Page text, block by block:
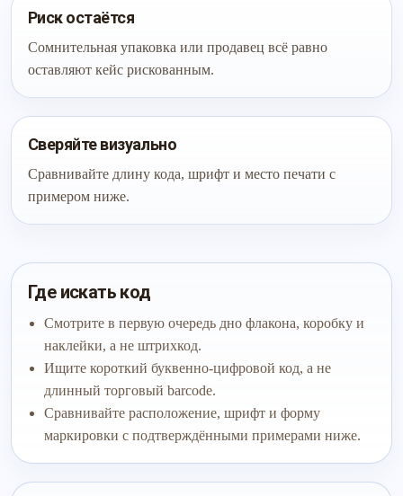
Риск остаётся
Сомнительная упаковка или продавец всё равно
оставляют кейс рискованным.
Сверяйте визуально
Сравнивайте длину кода, шрифт и место печати с
примером ниже.
Где искать код
Смотрите в первую очередь дно флакона, коробку и
наклейки, а не штрихкод.
Ищите короткий буквенно-цифровой код, а не
длинный торговый barcode.
Сравнивайте расположение, шрифт и форму
маркировки с подтверждёнными примерами ниже.